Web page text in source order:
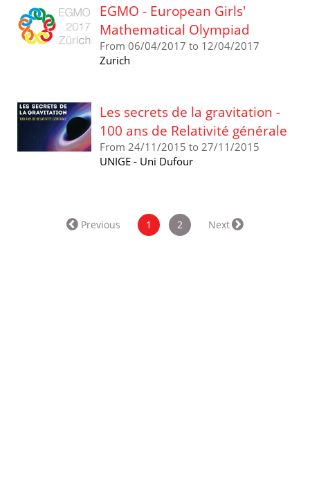
EGMO - European Girls'
Mathematical Olympiad
From 06/04/2017 to 12/04/2017
Zurich
Les secrets de la gravitation -
100 ans de Relativité générale
From 24/11/2015 to 27/11/2015
UNIGE - Uni Dufour
Previous 1 2 Next